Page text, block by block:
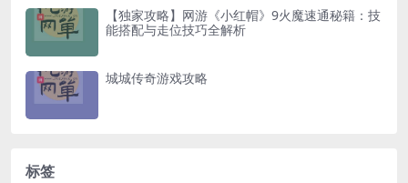
【独家攻略】网游《小红帽》9火魔速通秘籍：技
能搭配与走位技巧全解析
城城传奇游戏攻略
标签